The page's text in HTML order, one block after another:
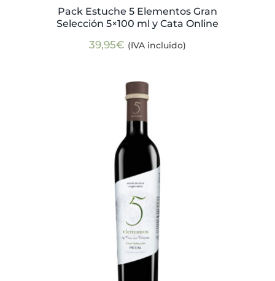
Pack Estuche 5 Elementos Gran
Selección 5×100 ml y Cata Online
39,95€ (IVA incluido)